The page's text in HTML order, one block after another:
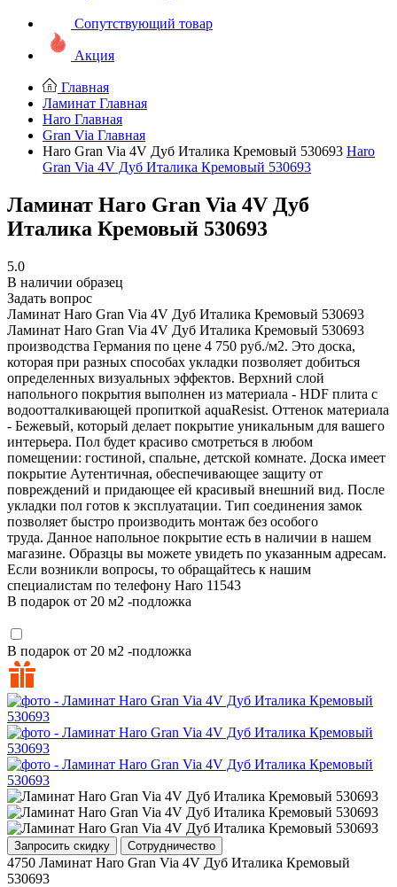
Сопутствующий товар
Акция
Главная
Ламинат Главная
Haro Главная
Gran Via Главная
Haro Gran Via 4V Дуб Италика Кремовый 530693 Haro
Gran Via 4V Дуб Италика Кремовый 530693
Ламинат Haro Gran Via 4V Дуб
Италика Кремовый 530693
5.0
В наличии образец
Задать вопрос
Ламинат Haro Gran Via 4V Дуб Италика Кремовый 530693
Ламинат Haro Gran Via 4V Дуб Италика Кремовый 530693
производства Германия по цене 4 750 руб./м2. Это доска,
которая при разных способах укладки позволяет добиться
определенных визуальных эффектов. Верхний слой
напольного покрытия выполнен из материала - HDF плита с
водоотталкивающей пропиткой aquaResist. Оттенок материала
- Бежевый, который делает покрытие уникальным для вашего
интерьера. Пол будет красиво смотреться в любом
помещении: гостиной, спальне, детской комнате. Доска имеет
покрытие Аутентичная, обеспечивающее защиту от
повреждений и придающее ей красивый внешний вид. После
укладки пол готов к эксплуатации. Тип соединения замок
позволяет быстро производить монтаж без особого
труда. Данное напольное покрытие есть в наличии в нашем
магазине. Образцы вы можете увидеть по указанным адресам.
Если возникли вопросы, то обращайтесь к нашим
специалистам по телефону Haro 11543
В подарок от 20 м2 -подложка
В подарок от 20 м2 -подложка
Запросить скидку Сотрудничество
4750 Ламинат Haro Gran Via 4V Дуб Италика Кремовый
530693